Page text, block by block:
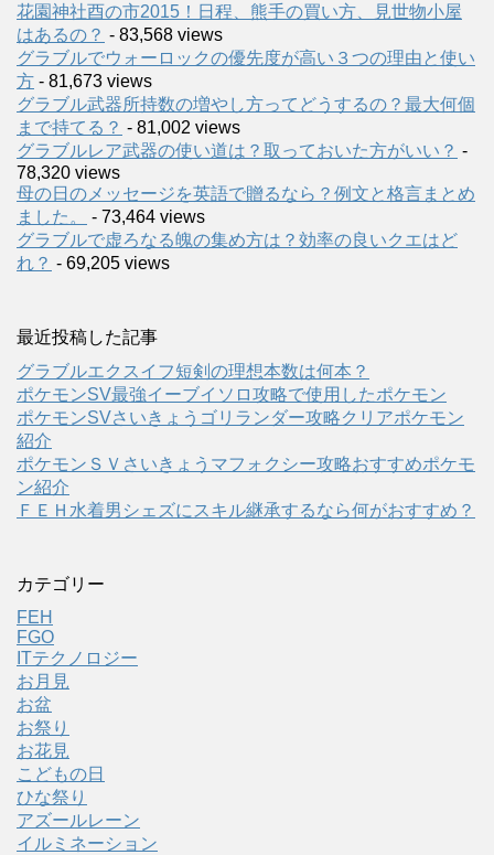
花園神社酉の市2015！日程、熊手の買い方、見世物小屋
はあるの？ - 83,568 views
グラブルでウォーロックの優先度が高い３つの理由と使い
方 - 81,673 views
グラブル武器所持数の増やし方ってどうするの？最大何個
まで持てる？ - 81,002 views
グラブルレア武器の使い道は？取っておいた方がいい？ -
78,320 views
母の日のメッセージを英語で贈るなら？例文と格言まとめ
ました。
- 73,464 views
グラブルで虚ろなる魄の集め方は？効率の良いクエはど
れ？ - 69,205 views
最近投稿した記事
グラブルエクスイフ短剣の理想本数は何本？
ポケモンSV最強イーブイソロ攻略で使用したポケモン
ポケモンSVさいきょうゴリランダー攻略クリアポケモン
紹介
ポケモンＳＶさいきょうマフォクシー攻略おすすめポケモ
ン紹介
ＦＥＨ水着男シェズにスキル継承するなら何がおすすめ？
カテゴリー
FEH
FGO
ITテクノロジー
お月見
お盆
お祭り
お花見
こどもの日
ひな祭り
アズールレーン
イルミネーション